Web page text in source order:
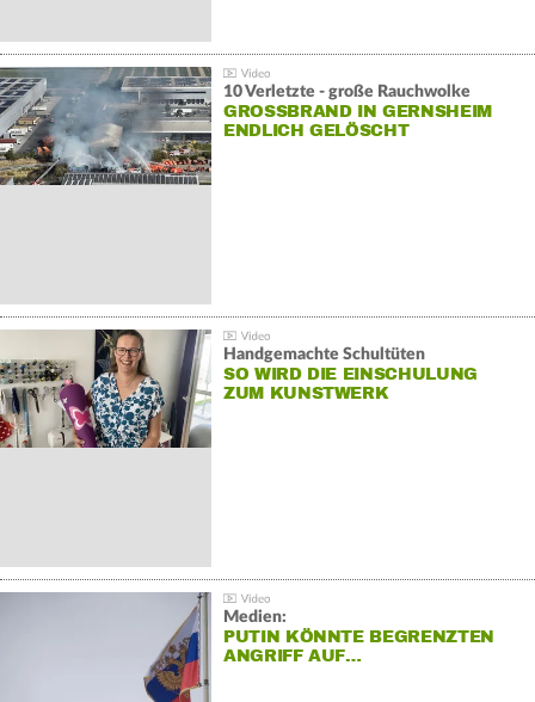
10 Verletzte - große Rauchwolke
GROSSBRAND IN GERNSHEIM E
NDLICH GELÖSCHT
Handgemachte Schultüten
SO WIRD DIE EINSCHULUNG
ZUM KUNSTWERK
Medien:
PUTIN KÖNNTE BEGRENZTEN
ANGRIFF AUF…